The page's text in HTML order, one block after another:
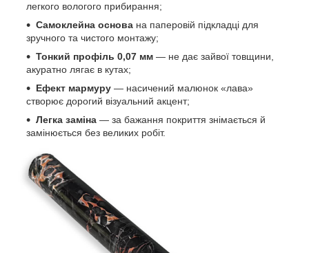
легкого вологого прибирання;
Самоклейна основа на паперовій підкладці для
зручного та чистого монтажу;
Тонкий профіль 0,07 мм — не дає зайвої товщини,
акуратно лягає в кутах;
Ефект мармуру — насичений малюнок «лава»
створює дорогий візуальний акцент;
Легка заміна — за бажання покриття знімається й
замінюється без великих робіт.